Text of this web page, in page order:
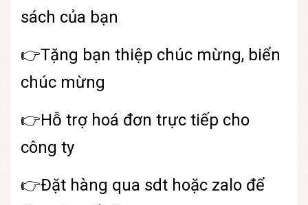
sách của bạn
👉Tặng bạn thiệp chúc mừng, biển
chúc mừng
👉Hỗ trợ hoá đơn trực tiếp cho
công ty
👉Đặt hàng qua sdt hoặc zalo để